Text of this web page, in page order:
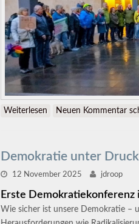
Weiterlesen über Demonstration
Neuen Kommentar
Demokratie unter
12 November 2025 jdroop
Erste Demokratiekonferenz
Wie sicher ist unsere Demokratie –